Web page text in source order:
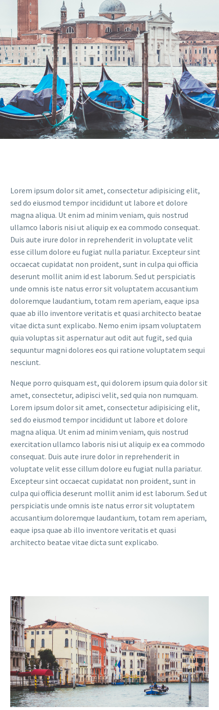
Lorem ipsum dolor sit amet, consectetur adipisicing elit,
sed do eiusmod tempor incididunt ut labore et dolore
magna aliqua. Ut enim ad minim veniam, quis nostrud
ullamco laboris nisi ut aliquip ex ea commodo consequat.
Duis aute irure dolor in reprehenderit in voluptate velit
esse cillum dolore eu fugiat nulla pariatur. Excepteur sint
occaecat cupidatat non proident, sunt in culpa qui officia
deserunt mollit anim id est laborum. Sed ut perspiciatis
unde omnis iste natus error sit voluptatem accusantium
doloremque laudantium, totam rem aperiam, eaque ipsa
quae ab illo inventore veritatis et quasi architecto beatae
vitae dicta sunt explicabo. Nemo enim ipsam voluptatem
quia voluptas sit aspernatur aut odit aut fugit, sed quia
sequuntur magni dolores eos qui ratione voluptatem sequi
nesciunt.
Neque porro quisquam est, qui dolorem ipsum quia dolor sit
amet, consectetur, adipisci velit, sed quia non numquam.
Lorem ipsum dolor sit amet, consectetur adipisicing elit,
sed do eiusmod tempor incididunt ut labore et dolore
magna aliqua. Ut enim ad minim veniam, quis nostrud
exercitation ullamco laboris nisi ut aliquip ex ea commodo
consequat. Duis aute irure dolor in reprehenderit in
voluptate velit esse cillum dolore eu fugiat nulla pariatur.
Excepteur sint occaecat cupidatat non proident, sunt in
culpa qui officia deserunt mollit anim id est laborum. Sed ut
perspiciatis unde omnis iste natus error sit voluptatem
accusantium doloremque laudantium, totam rem aperiam,
eaque ipsa quae ab illo inventore veritatis et quasi
architecto beatae vitae dicta sunt explicabo.